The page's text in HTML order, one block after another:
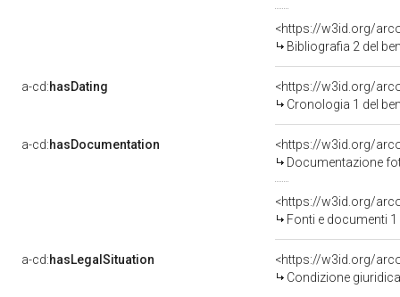
<https://w3id.org/
Bibliografia 2 del
a-cd:hasDating
<https://w3id.org/
Cronologia 1 del
a-cd:hasDocumentation
Documentazione
<https://w3id.org/
Fonti e documenti
a-cd:hasLegalSituation
Condizione